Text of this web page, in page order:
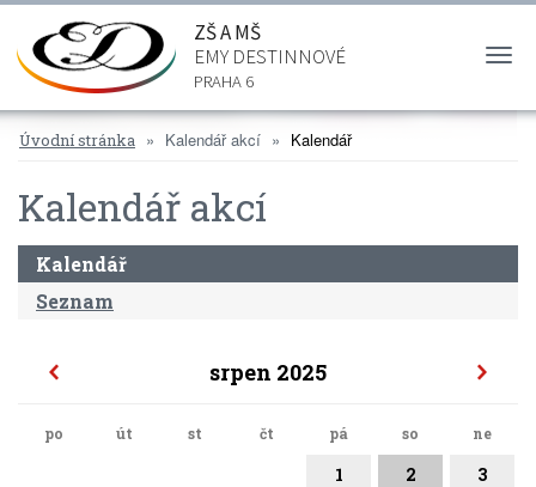
ZŠ A MŠ
EMY DESTINNOVÉ
PRAHA 6
Úvodní stránka Kalendář akcí Kalendář
Kalendář akcí
Kalendář
Seznam
srpen 2025
po út st čt pá so ne
1 2 3